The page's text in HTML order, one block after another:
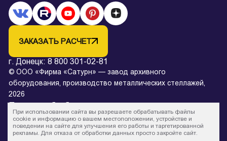
ЗАКАЗАТЬ РАСЧЕТ
г. Донецк: 8 800 301-02-81
© ООО «Фирма «Сатурн» — завод архивного
оборудования, производство металлических стеллажей,
2026
Политика обработки персональных данных
* Все цены на сайте в процессе обновления и не являются
офертой.
При использовании сайта вы разрешаете обрабатывать файлы
cookie и информацию о вашем местоположении, устройстве и
поведении на сайте для улучшения его работы и таргетированной
рекламы. Для отказа от обработки данных просто закройте сайт.